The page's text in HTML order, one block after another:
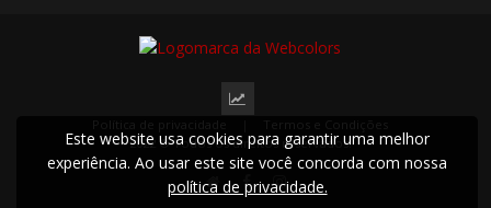
2022 © Todos os direitos reservados.
Este website usa cookies para garantir uma melhor
experiência. Ao usar este site você concorda com nossa
política de privacidade.